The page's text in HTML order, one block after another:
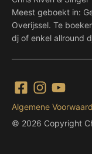
Meest geboekt in:
Overijssel. Te
dj of enkel allround
© 2026 Copyright
Algemene